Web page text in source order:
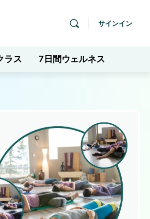
サインイン
ラス 7日間ウェルネス